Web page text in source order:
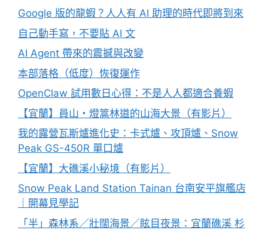
Google 版的龍蝦？人人有 AI 助理的時代即將到來
自己動手寫，不要貼 AI 文
AI Agent 帶來的震撼與改變
本部落格（低度）恢復運作
OpenClaw 試用數日心得：不是人人都適合養蝦
【宜蘭】員山・燈篙林道的山海大景（有影片）
我的露營瓦斯爐進化史：卡式爐、攻頂爐、Snow
Peak GS-450R 單口爐
【宜蘭】大礁溪小秘境（有影片）
Snow Peak Land Station Tainan 台南安平旗艦店
｜開幕見學記
「半」森林系／壯闊海景／眩目夜景：宜蘭礁溪 杉